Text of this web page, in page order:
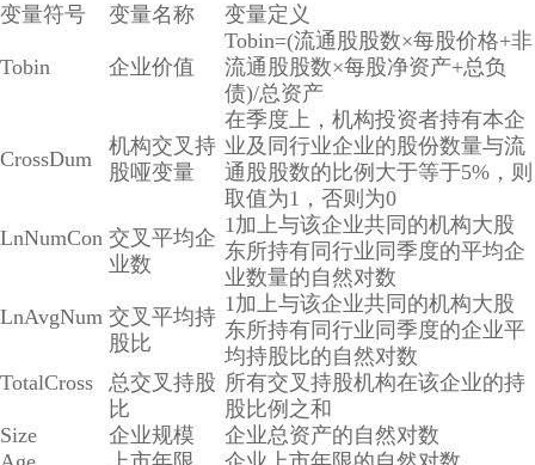
变量符号 变量名称 变量定义
Tobin 企业价值
Tobin=(流通股股数×每股价格+非
流通股股数×每股净资产+总负
债)/总资产
CrossDum
机构交叉持
股哑变量
在季度上，机构投资者持有本企
业及同行业企业的股份数量与流
通股股数的比例大于等于5%，则
取值为1，否则为0
LnNumCon 交叉平均企
业数
1加上与该企业共同的机构大股
东所持有同行业同季度的平均企
业数量的自然对数
LnAvgNum 交叉平均持
股比
1加上与该企业共同的机构大股
东所持有同行业同季度的企业平
均持股比的自然对数
TotalCross
总交叉持股
比
所有交叉持股机构在该企业的持
股比例之和
Size
企业规模
企业总资产的自然对数